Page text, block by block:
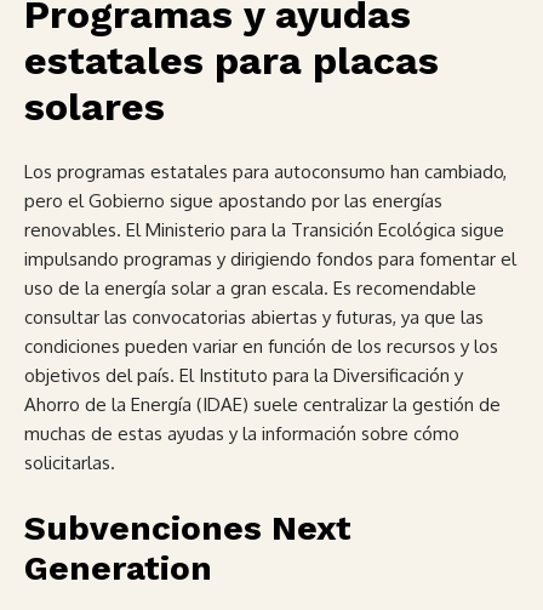
Programas y ayudas
estatales para placas
solares
Los programas estatales para autoconsumo han cambiado,
pero el Gobierno sigue apostando por las energías
renovables. El Ministerio para la Transición Ecológica sigue
impulsando programas y dirigiendo fondos para fomentar el
uso de la energía solar a gran escala. Es recomendable
consultar las convocatorias abiertas y futuras, ya que las
condiciones pueden variar en función de los recursos y los
objetivos del país. El Instituto para la Diversificación y
Ahorro de la Energía (IDAE) suele centralizar la gestión de
muchas de estas ayudas y la información sobre cómo
solicitarlas.
Subvenciones Next
Generation